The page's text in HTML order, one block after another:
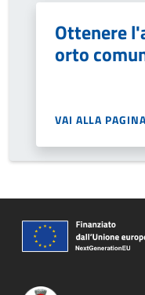
Ottenere
orto
VAI ALLA PAGINA